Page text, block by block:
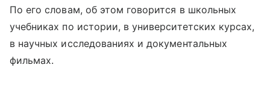
По его словам, об этом говорится в школьных
учебниках по истории, в университетских курсах,
в научных исследованиях и документальных
фильмах.